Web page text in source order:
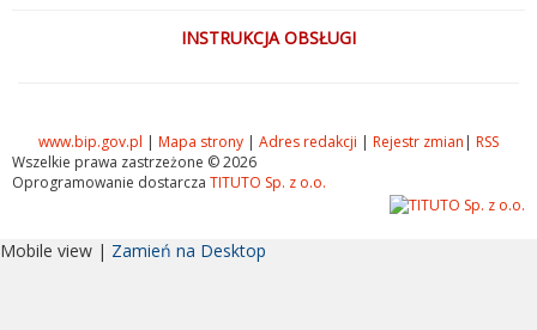
INSTRUKCJA OBSŁUGI
www.bip.gov.pl | Mapa strony | Adres redakcji | Rejestr zmian | RSS
Wszelkie prawa zastrzeżone © 2026
Oprogramowanie dostarcza TITUTO Sp. z o.o.
Mobile view | Zamień na Desktop